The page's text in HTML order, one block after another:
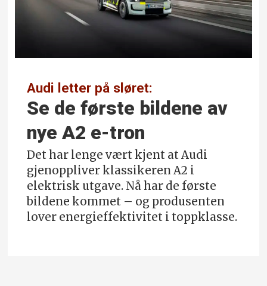
Audi letter på sløret:
Se de første bildene av
nye A2 e-tron
Det har lenge vært kjent at Audi
gjenoppliver klassikeren A2 i
elektrisk utgave. Nå har de første
bildene kommet – og produsenten
lover energi­effektivitet i toppklasse.